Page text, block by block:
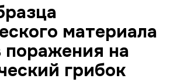
материала
поражения на
грибок